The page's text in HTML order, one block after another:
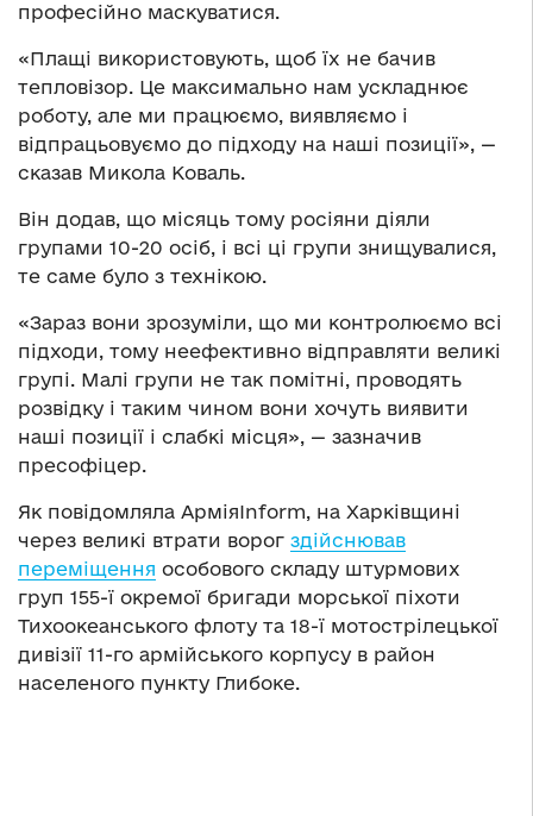
професійно маскуватися.
«Плащі використовують, щоб їх не бачив
тепловізор. Це максимально нам ускладнює
роботу, але ми працюємо, виявляємо і
відпрацьовуємо до підходу на наші позиції», —
сказав Микола Коваль.
Він додав, що місяць тому росіяни діяли
групами 10-20 осіб, і всі ці групи знищувалися,
те саме було з технікою.
«Зараз вони зрозуміли, що ми контролюємо всі
підходи, тому неефективно відправляти великі
групі. Малі групи не так помітні, проводять
розвідку і таким чином вони хочуть виявити
наші позиції і слабкі місця», — зазначив
пресофіцер.
Як повідомляла АрміяInform, на Харківщині
через великі втрати ворог здійснював
переміщення особового складу штурмових
груп 155-ї окремої бригади морської піхоти
Тихоокеанського флоту та 18-ї мотострілецької
дивізії 11-го армійського корпусу в район
населеного пункту Глибоке.